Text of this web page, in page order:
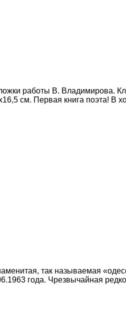
работы В. Владимирова.
см. Первая книга поэта! В
так называемая
года. Чрезвычайная